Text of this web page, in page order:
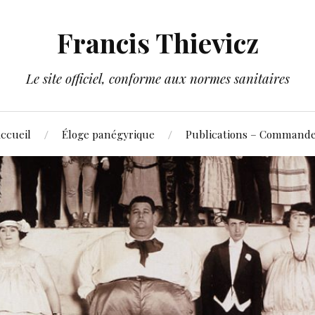
Francis Thievicz
Le site officiel, conforme aux normes sanitaires
Éloge panégyrique Publications –